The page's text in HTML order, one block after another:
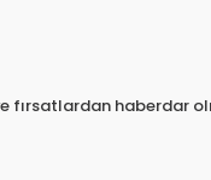
fırsatlardan haberdar